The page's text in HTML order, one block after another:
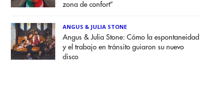
zona de confort”
ANGUS & JULIA STONE
Angus & Julia Stone: Cómo la espontaneidad
y el trabajo en tránsito guiaron su nuevo
disco